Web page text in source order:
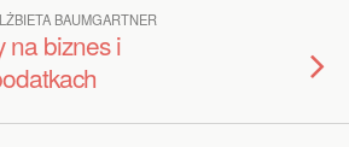
BAUMGARTNER
na biznes i